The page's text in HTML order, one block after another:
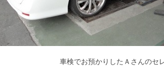
車検でお預かりしたＡさんのセ